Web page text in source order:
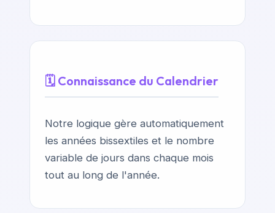
🗓️ Connaissance du Calendrier
Notre logique gère automatiquement
les années bissextiles et le nombre
variable de jours dans chaque mois
tout au long de l'année.